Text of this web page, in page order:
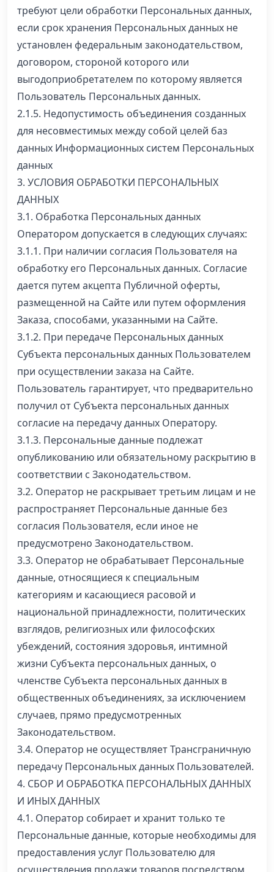
требуют цели обработки Персональных данных,
если срок хранения Персональных данных не
установлен федеральным законодательством,
договором, стороной которого или
выгодоприобретателем по которому является
Пользователь Персональных данных.
2.1.5. Недопустимость объединения созданных
для несовместимых между собой целей баз
данных Информационных систем Персональных
данных
3. УСЛОВИЯ ОБРАБОТКИ ПЕРСОНАЛЬНЫХ
ДАННЫХ
3.1. Обработка Персональных данных
Оператором допускается в следующих случаях:
3.1.1. При наличии согласия Пользователя на
обработку его Персональных данных. Согласие
дается путем акцепта Публичной оферты,
размещенной на Сайте или путем оформления
Заказа, способами, указанными на Сайте.
3.1.2. При передаче Персональных данных
Субъекта персональных данных Пользователем
при осуществлении заказа на Сайте.
Пользователь гарантирует, что предварительно
получил от Субъекта персональных данных
согласие на передачу данных Оператору.
3.1.3. Персональные данные подлежат
опубликованию или обязательному раскрытию в
соответствии с Законодательством.
3.2. Оператор не раскрывает третьим лицам и не
распространяет Персональные данные без
согласия Пользователя, если иное не
предусмотрено Законодательством.
3.3. Оператор не обрабатывает Персональные
данные, относящиеся к специальным
категориям и касающиеся расовой и
национальной принадлежности, политических
взглядов, религиозных или философских
убеждений, состояния здоровья, интимной
жизни Субъекта персональных данных, о
членстве Субъекта персональных данных в
общественных объединениях, за исключением
случаев, прямо предусмотренных
Законодательством.
3.4. Оператор не осуществляет Трансграничную
передачу Персональных данных Пользователей.
4. СБОР И ОБРАБОТКА ПЕРСОНАЛЬНЫХ ДАННЫХ
И ИНЫХ ДАННЫХ
4.1. Оператор собирает и хранит только те
Персональные данные, которые необходимы для
предоставления услуг Пользователю для